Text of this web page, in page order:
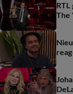
The